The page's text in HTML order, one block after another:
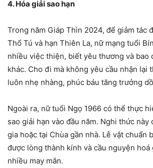
4. Hóa giải sao hạn
Trong năm Giáp Thìn 2024, để giảm tác
Thổ Tú và hạn Thiên La, nữ mạng tuổi
nhiều việc thiện, biết yêu thương và bao
khác. Cho đi mà không yêu cầu nhận lại
luôn nhẹ nhàng, phúc báu tăng trưởng
Ngoài ra, nữ tuổi Ngọ 1966 có thể thực
sao giải hạn vào đầu năm. Nghi thức
gia hoặc tại Chùa gần nhà. Lễ vật chuẩn
được lòng thành kính và cầu nguyện hoá
nhiều may mắn.